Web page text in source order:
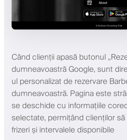
Când clienții apasă butonul
dumneavoastră Google, sunt
ul personalizat de rezervare
dumneavoastră. Pagina este
se deschide cu informațiile
selectate, permițând clienților
frizeri și intervalele disponibile